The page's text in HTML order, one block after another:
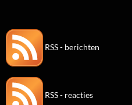
RSS - berichten
RSS - reacties